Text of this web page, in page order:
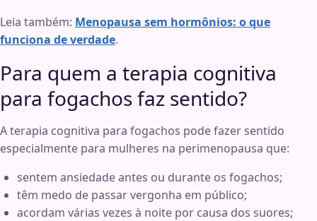
Leia também: Menopausa sem hormônios: o que
funciona de verdade.
Para quem a terapia cognitiva
para fogachos faz sentido?
A terapia cognitiva para fogachos pode fazer sentido
especialmente para mulheres na perimenopausa que:
sentem ansiedade antes ou durante os fogachos;
têm medo de passar vergonha em público;
acordam várias vezes à noite por causa dos suores;